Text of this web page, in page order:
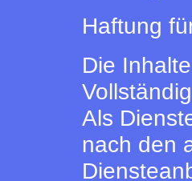
Haftung
Die
Als
nach den